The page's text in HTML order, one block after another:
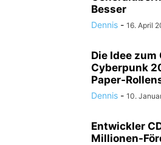
Besser
Dennis - 16. April
Die Idee
Cyberpunk
Paper-
Dennis - 10.
Entwickler
Millionen-